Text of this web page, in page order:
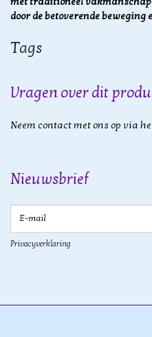
door de betoverende
Tags
Vragen over dit
Neem contact met ons op via
Nieuwsbrief
Privacyverklaring